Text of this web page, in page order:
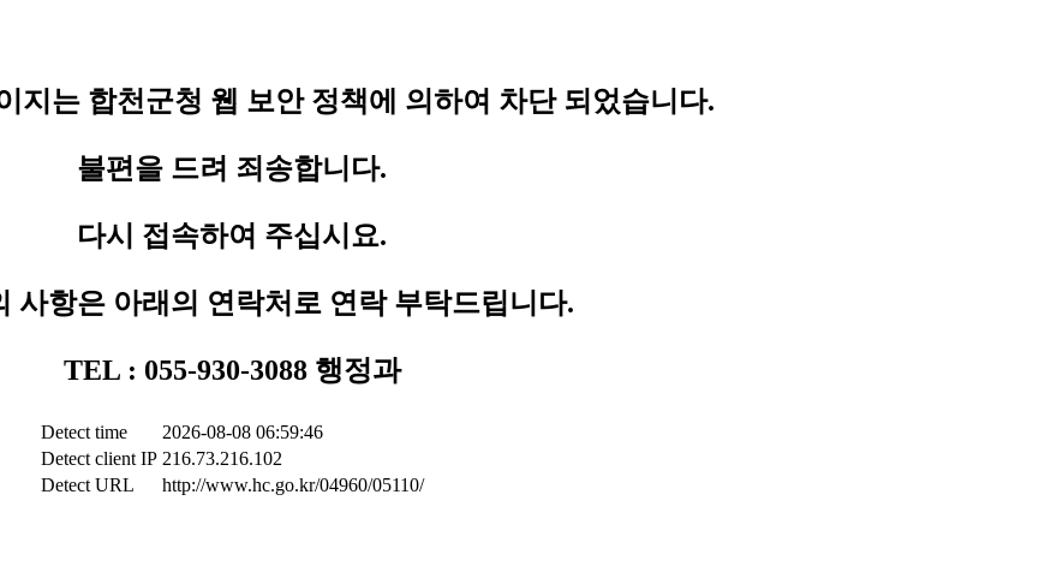
지는 합천군청 웹 보안 정책에 의하여 차단 되었습니다.
불편을 드려 죄송합니다.
다시 접속하여 주십시요.
사항은 아래의 연락처로 연락 부탁드립니다.
TEL : 055-930-3088 행정과
Detect time
2026-08-08 06:59:46
Detect client IP 216.73.216.102
Detect URL
http://www.hc.go.kr/04960/05110/